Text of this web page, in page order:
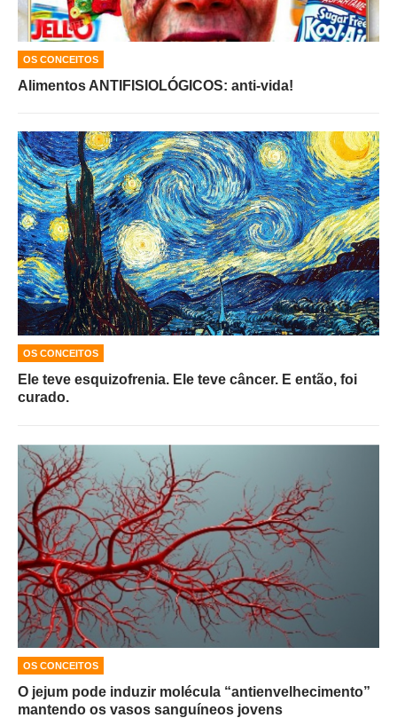
OS CONCEITOS
Alimentos ANTIFISIOLÓGICOS: anti-vida!
OS CONCEITOS
Ele teve esquizofrenia. Ele teve câncer. E então, foi
curado.
OS CONCEITOS
O jejum pode induzir molécula “antienvelhecimento”
mantendo os vasos sanguíneos jovens